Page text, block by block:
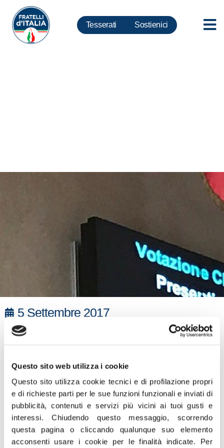
Questo sito web utilizza i cookie
Questo sito utilizza cookie tecnici e di profilazione propri
e di richieste parti per le sue funzioni funzionali e inviati di
pubblicità, contenuti e servizi più vicini ai tuoi gusti e
interessi.Chiudendo questo messaggio, scorrendo
questa pagina o cliccando qualunque suo elemento
acconsenti usare i cookie per le finalità indicate. Per
Tesserati Sostienici
5 Settembre 2017
“Le mamme di Roma ai tempi della Raggi: il
consentire l’accesso alla ZTL alle donne in
gravidanza e alle famiglie con bimbi fino a
due anni di età. In pratica non solo la Raggi
e il m5s non sanno governare Roma ma non
sono neanche in grado di recepire le
proposte di buon senso della nostra